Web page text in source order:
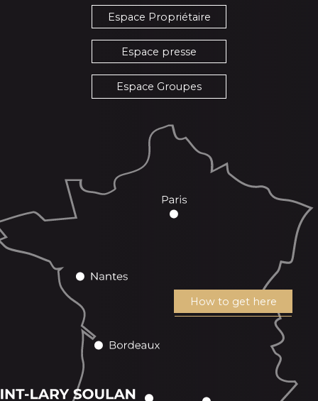
Espace Propriétaire
Espace presse
Espace Groupes
How to get here